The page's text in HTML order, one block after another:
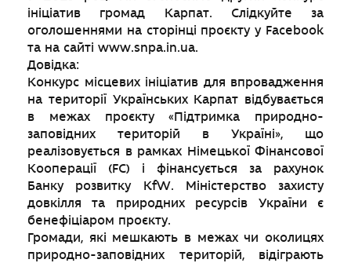
ініціатив громад Карпат. Слідкуйте за
оголошеннями на сторінці проєкту у Facebook
та на сайті www.snpa.in.ua.
Довідка:
Конкурс місцевих ініціатив для впровадження
на території Українських Карпат відбувається
в межах проєкту «Підтримка природно-
заповідних територій в Україні», що
реалізовується в рамках Німецької Фінансової
Кооперації (FC) і фінансується за рахунок
Банку розвитку KfW. Міністерство захисту
довкілля та природних ресурсів України є
бенефіціаром проєкту.
Громади, які мешкають в межах чи околицях
природно-заповідних територій, відіграють